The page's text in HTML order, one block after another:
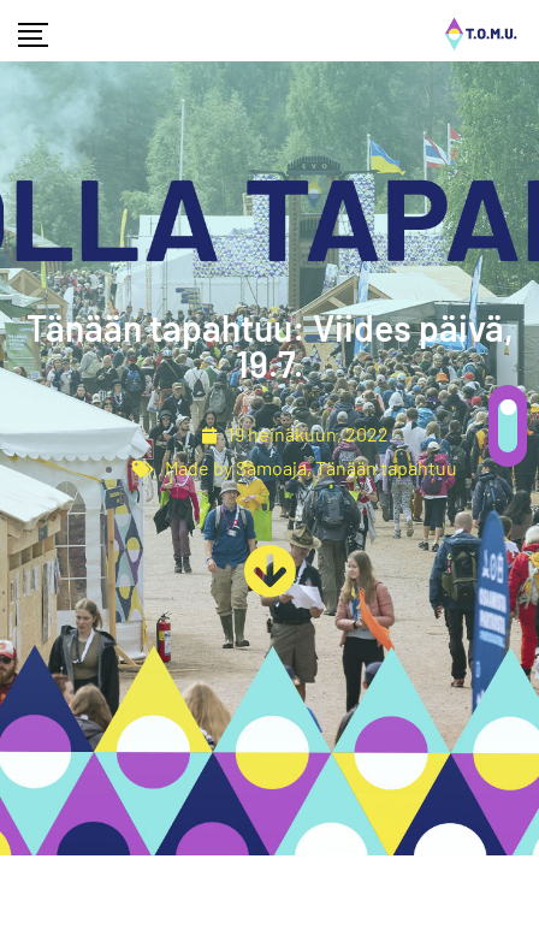
Tänään tapahtuu: Viides päivä,
19.7.
19 heinäkuun, 2022
Made by Samoaja,Tänään tapahtuu